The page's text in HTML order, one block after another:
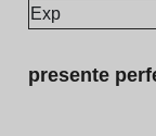
Exp
presente